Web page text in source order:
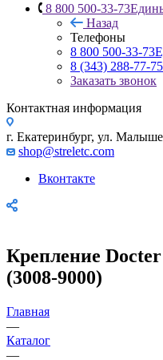
8 800 500-33-73
Назад
Телефоны
8 800 500-33-73
8 (343) 288-77-75
Заказать звонок
Контактная информация
г. Екатеринбург, ул.
shop@streletc.com
Вконтакте
Крепление
(3008-9000)
Главная
—
Каталог
—